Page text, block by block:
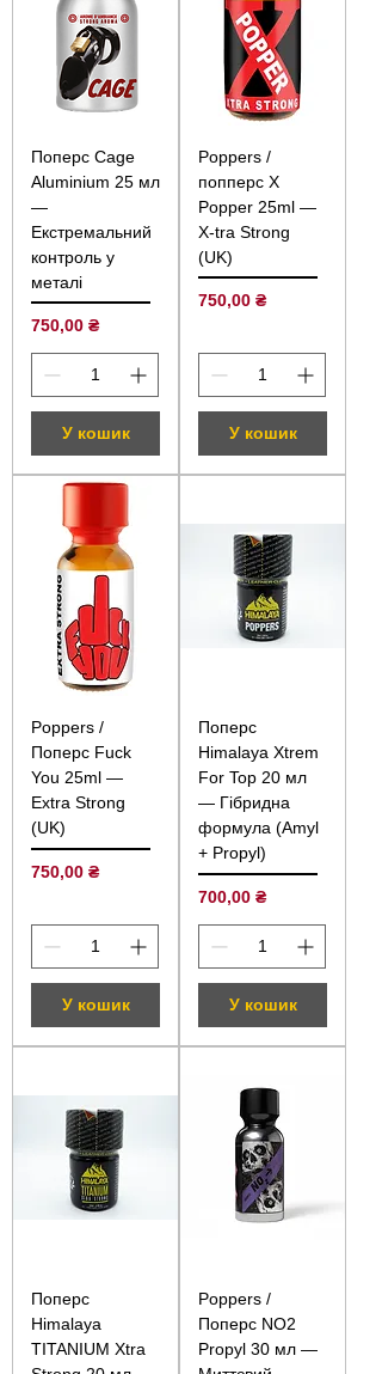
Поперс Cage
Aluminium 25 мл
—
Екстремальний
контроль у
металі
Ціна
750,00 ₴
У кошик
Poppers /
попперс X
Popper 25ml —
X-tra Strong
(UK)
Ціна
750,00 ₴
У кошик
Poppers /
Поперс Fuck
You 25ml —
Extra Strong
(UK)
Ціна
750,00 ₴
У кошик
Поперс
Himalaya Xtrem
For Top 20 мл
— Гібридна
формула (Amyl
+ Propyl)
Ціна
700,00 ₴
У кошик
Поперс
Himalaya
TITANIUM Xtra
Poppers /
Поперс NO2
Propyl 30 мл —